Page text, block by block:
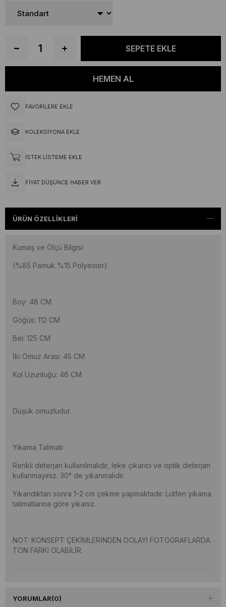
FAVORILERE EKLE
KOLEKSIYONA EKLE
İSTEK LISTEME EKLE
FIYAT DÜŞÜNCE HABER VER
ÜRÜN ÖZELLIKLERI
Kumaş ve Ölçü Bilgisi:
(%85 Pamuk %15 Polyester)
Boy: 48 CM
Göğüs: 112 CM
Bel: 125 CM
İki Omuz Arası: 45 CM
Kol Uzunluğu: 46 CM
Düşük omuzludur.
Yıkama Talimatı
Renkli deterjan kullanılmalıdır, leke çıkarıcı ve optik deterjan
kullanmayınız. 30° de yıkanmalıdır.
Yıkandıktan sonra 1-2 cm çekme yapmaktadır. Lütfen yıkama
talimatlarına göre yıkanız.
NOT: KONSEPT ÇEKİMLERİNDEN DOLAYI FOTOGRAFLARDA
TON FARKI OLABİLİR.
YORUMLAR(0)